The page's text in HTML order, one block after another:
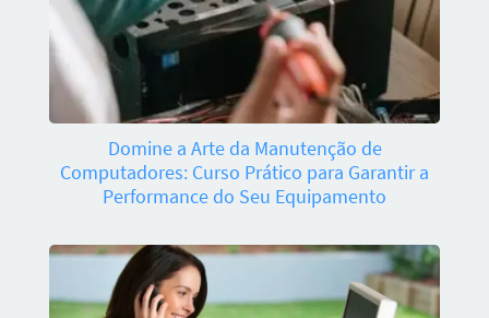
Domine a Arte da Manutenção de
Computadores: Curso Prático para Garantir a
Performance do Seu Equipamento